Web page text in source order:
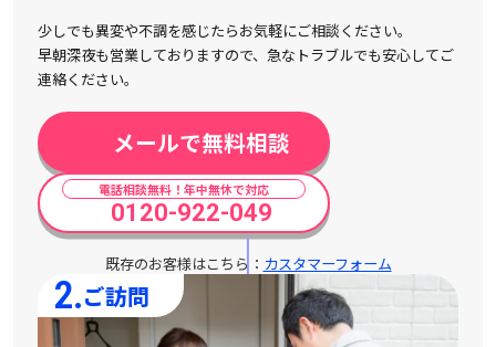
少しでも異変や不調を感じたらお気軽にご相談ください。
早朝深夜も営業しておりますので、急なトラブルでも安心してご
連絡ください。
メールで無料相談
電話相談無料！年中無休で対応
0120-922-049
既存のお客様はこちら： カスタマーフォーム
2.ご訪問